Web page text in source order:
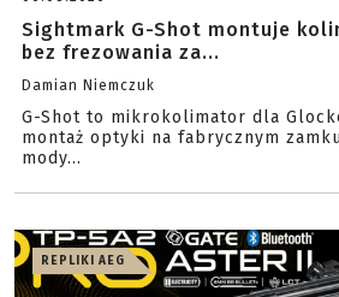
Sightmark G-Shot montuje
bez frezowania za...
Damian Niemczuk
G-Shot to mikrokolimator dla
montaż optyki na fabrycznym
mody...
REPLIKI AEG